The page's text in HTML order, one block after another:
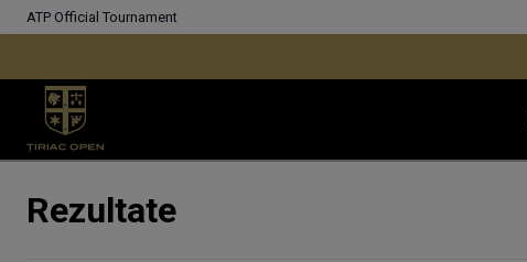
ATP Official Tournament
Rezultate